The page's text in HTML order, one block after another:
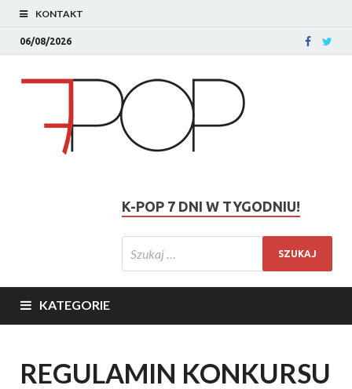
KONTAKT
06/08/2026
K-POP 7 DNI W TYGODNIU!
KATEGORIE
REGULAMIN KONKURSU